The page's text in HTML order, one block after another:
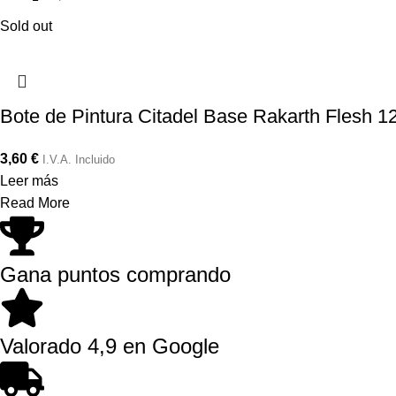
Sold out
Bote de Pintura Citadel Base Rakarth Flesh
3,60 € I.V.A. Incluido
Leer más
Read More
Gana puntos comprando
Valorado 4,9 en Google